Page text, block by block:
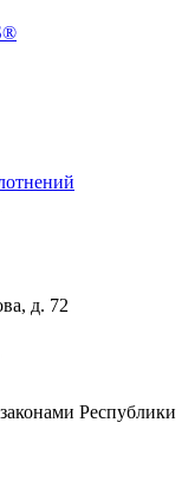
д. 72
Республики